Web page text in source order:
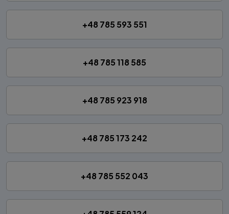
+48 785 593 551
+48 785 118 585
+48 785 923 918
+48 785 173 242
+48 785 552 043